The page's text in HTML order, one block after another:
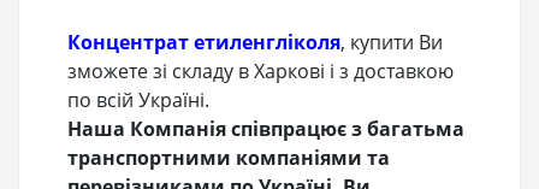
Концентрат етиленгліколя, купити Ви
зможете зі складу в Харкові і з доставкою
по всій Україні.
Наша Компанія співпрацює з багатьма
транспортними компаніями та